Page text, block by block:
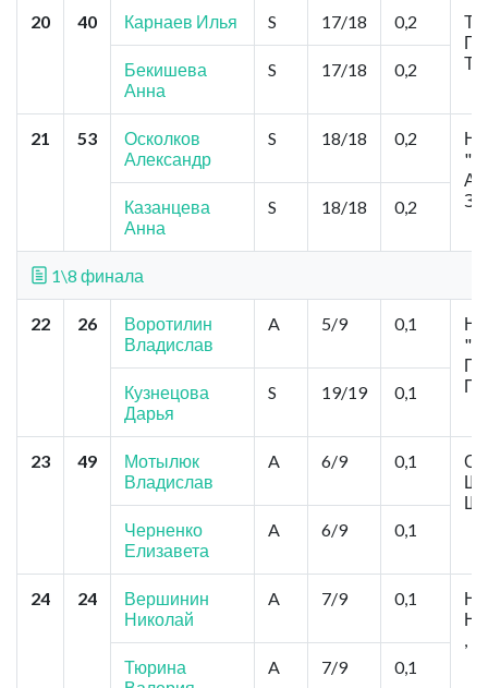
20 40 Карнаев Илья S 17/18 0,2
Бекишева
Анна
S 17/18 0,2
21 53
Осколков
Александр
S 18/18 0,2
Казанцева
Анна
S 18/18 0,2
1\8 финала
22 26
Воротилин
Владислав
A 5/9 0,1
Кузнецова
Дарья
S 19/19 0,1
23 49
Мотылюк
Владислав
A 6/9 0,1
Черненко
Елизавета
A 6/9 0,1
24 24
Вершинин
Николай
A 7/9 0,1
,
Тюрина
A 7/9 0,1